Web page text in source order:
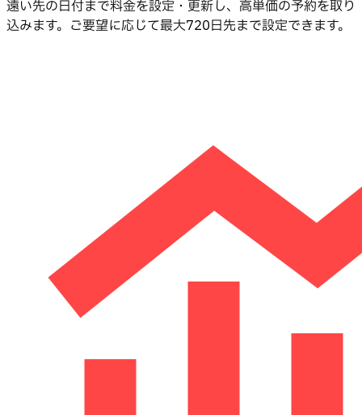
遠い先の日付まで料金を設定・更新し、高単価の予約を取り
込みます。ご要望に応じて最大720日先まで設定できます。